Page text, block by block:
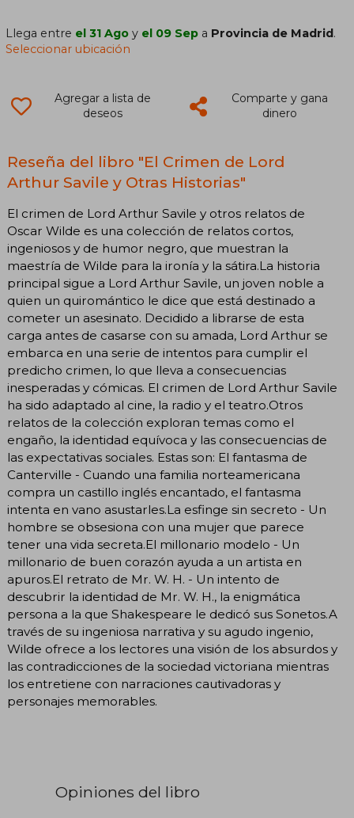
Llega entre el 31 Ago y el 09 Sep a Provincia de Madrid.
Seleccionar ubicación
Agregar a lista de
deseos
Comparte y gana
dinero
Reseña del libro "El Crimen de Lord
Arthur Savile y Otras Historias"
El crimen de Lord Arthur Savile y otros relatos de
Oscar Wilde es una colección de relatos cortos,
ingeniosos y de humor negro, que muestran la
maestría de Wilde para la ironía y la sátira.La historia
principal sigue a Lord Arthur Savile, un joven noble a
quien un quiromántico le dice que está destinado a
cometer un asesinato. Decidido a librarse de esta
carga antes de casarse con su amada, Lord Arthur se
embarca en una serie de intentos para cumplir el
predicho crimen, lo que lleva a consecuencias
inesperadas y cómicas. El crimen de Lord Arthur Savile
ha sido adaptado al cine, la radio y el teatro.Otros
relatos de la colección exploran temas como el
engaño, la identidad equívoca y las consecuencias de
las expectativas sociales. Estas son: El fantasma de
Canterville - Cuando una familia norteamericana
compra un castillo inglés encantado, el fantasma
intenta en vano asustarles.La esfinge sin secreto - Un
hombre se obsesiona con una mujer que parece
tener una vida secreta.El millonario modelo - Un
millonario de buen corazón ayuda a un artista en
apuros.El retrato de Mr. W. H. - Un intento de
descubrir la identidad de Mr. W. H., la enigmática
persona a la que Shakespeare le dedicó sus Sonetos.A
través de su ingeniosa narrativa y su agudo ingenio,
Wilde ofrece a los lectores una visión de los absurdos y
las contradicciones de la sociedad victoriana mientras
los entretiene con narraciones cautivadoras y
personajes memorables.
Opiniones del libro